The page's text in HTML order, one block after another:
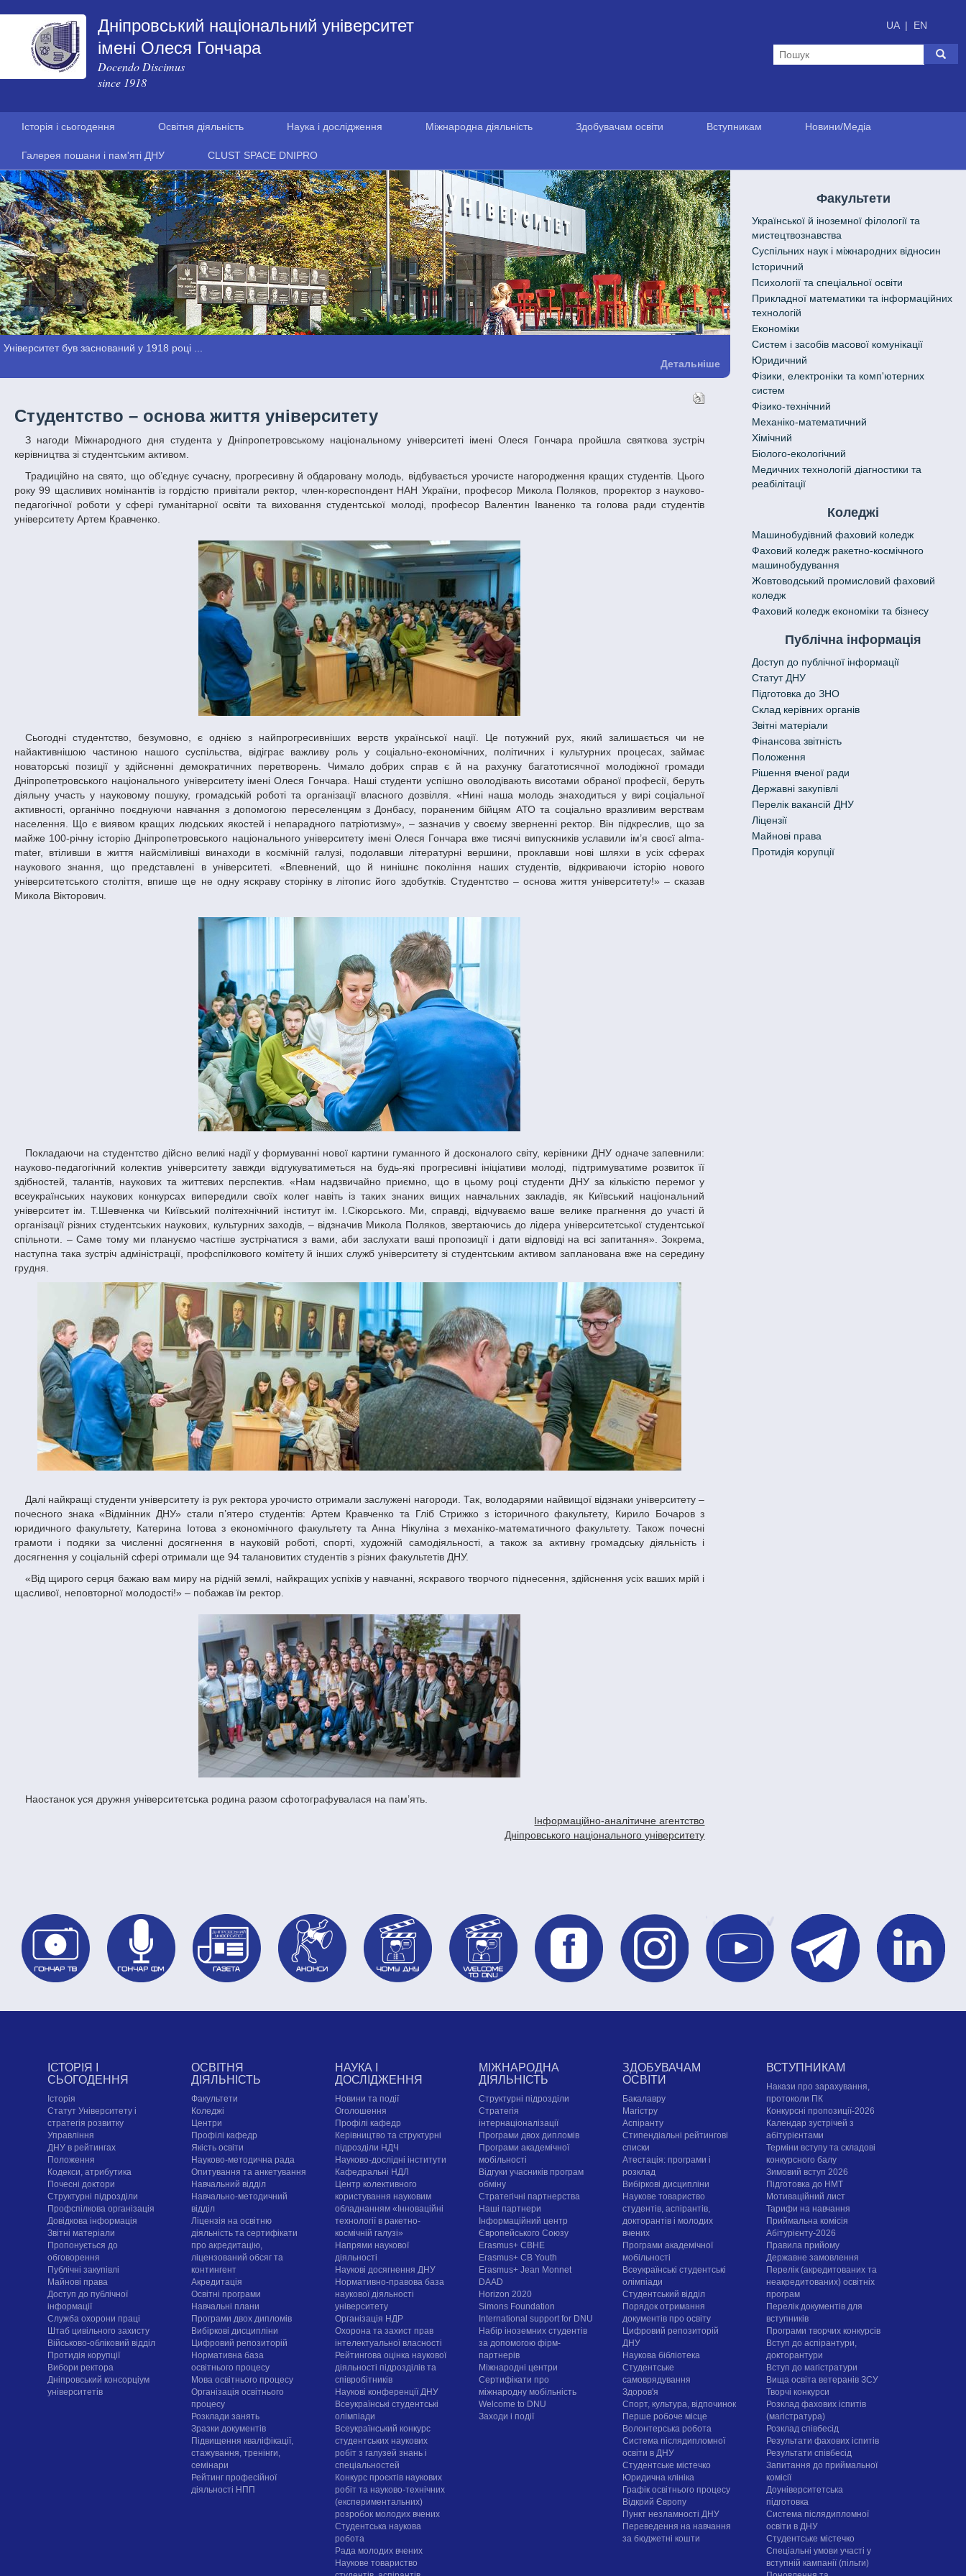
Дніпровський національний університет
імені Олеся Гончара
Docendo Discimus
since 1918
UA | EN
Історія і сьогодення Освітня діяльність Наука і дослідження Міжнародна діяльність Здобувачам освіти Вступникам Новини/Медіа
Галерея пошани і пам'яті ДНУ CLUST SPACE DNIPRO
Університет був заснований у 1918 році ...
Детальніше
Студентство – основа життя університету
З нагоди Міжнародного дня студента у Дніпропетровському національному університеті імені Олеся Гончара пройшла святкова зустріч
керівництва зі студентським активом.
Традиційно на свято, що об’єднує сучасну, прогресивну й обдаровану молодь, відбувається урочисте нагородження кращих студентів. Цього
року 99 щасливих номінантів із гордістю привітали ректор, член-кореспондент НАН України, професор Микола Поляков, проректор з науково-
педагогічної роботи у сфері гуманітарної освіти та виховання студентської молоді, професор Валентин Іваненко та голова ради студентів
університету Артем Кравченко.
Сьогодні студентство, безумовно, є однією з найпрогресивніших верств української нації. Це потужний рух, який залишається чи не
найактивнішою частиною нашого суспільства, відіграє важливу роль у соціально-економічних, політичних і культурних процесах, займає
новаторські позиції у здійсненні демократичних перетворень. Чимало добрих справ є й на рахунку багатотисячної молодіжної громади
Дніпропетровського національного університету імені Олеся Гончара. Наші студенти успішно оволодівають висотами обраної професії, беруть
діяльну участь у науковому пошуку, громадській роботі та організації власного дозвілля. «Нині наша молодь знаходиться у вирі соціальної
активності, органічно поєднуючи навчання з допомогою переселенцям з Донбасу, пораненим бійцям АТО та соціально вразливим верствам
населення. Що є виявом кращих людських якостей і непарадного патріотизму», – зазначив у своєму зверненні ректор. Він підкреслив, що за
майже 100-річну історію Дніпропетровського національного університету імені Олеся Гончара вже тисячі випускників уславили ім’я своєї alma-
mater, втіливши в життя найсміливіші винаходи в космічній галузі, подолавши літературні вершини, проклавши нові шляхи в усіх сферах
наукового знання, що представлені в університеті. «Впевнений, що й нинішнє покоління наших студентів, відкриваючи історію нового
університетського століття, впише ще не одну яскраву сторінку в літопис його здобутків. Студентство – основа життя університету!» – сказав
Микола Вікторович.
Покладаючи на студентство дійсно великі надії у формуванні нової картини гуманного й досконалого світу, керівники ДНУ одначе запевнили:
науково-педагогічний колектив університету завжди відгукуватиметься на будь-які прогресивні ініціативи молоді, підтримуватиме розвиток її
здібностей, талантів, наукових та життєвих перспектив. «Нам надзвичайно приємно, що в цьому році студенти ДНУ за кількістю перемог у
всеукраїнських наукових конкурсах випередили своїх колег навіть із таких знаних вищих навчальних закладів, як Київський національний
університет ім. Т.Шевченка чи Київський політехнічний інститут ім. І.Сікорського. Ми, справді, відчуваємо ваше велике прагнення до участі й
організації різних студентських наукових, культурних заходів, – відзначив Микола Поляков, звертаючись до лідера університетської студентської
спільноти. – Саме тому ми плануємо частіше зустрічатися з вами, аби заслухати ваші пропозиції і дати відповіді на всі запитання». Зокрема,
наступна така зустріч адміністрації, профспілкового комітету й інших служб університету зі студентським активом запланована вже на середину
грудня.
Далі найкращі студенти університету із рук ректора урочисто отримали заслужені нагороди. Так, володарями найвищої відзнаки університету –
почесного знака «Відмінник ДНУ» стали п’ятеро студентів: Артем Кравченко та Гліб Стрижко з історичного факультету, Кирило Бочаров з
юридичного факультету, Катерина Іотова з економічного факультету та Анна Нікуліна з механіко-математичного факультету. Також почесні
грамоти і подяки за численні досягнення в науковій роботі, спорті, художній самодіяльності, а також за активну громадську діяльність і
досягнення у соціальній сфері отримали ще 94 талановитих студентів з різних факультетів ДНУ.
«Від щирого серця бажаю вам миру на рідній землі, найкращих успіхів у навчанні, яскравого творчого піднесення, здійснення усіх ваших мрій і
щасливої, неповторної молодості!» – побажав їм ректор.
Наостанок уся дружня університетська родина разом сфотографувалася на пам’ять.
Інформаційно-аналітичне агентство
Дніпровського національного університету
Факультети
Української й іноземної філології та
мистецтвознавства
Cуспільних наук і міжнародних відносин
Історичний
Психології та спеціальної освіти
Прикладної математики та інформаційних
технологій
Економіки
Систем і засобів масової комунікації
Юридичний
Фізики, електроніки та комп'ютерних
систем
Фізико-технічний
Механіко-математичний
Хімічний
Біолого-екологічний
Медичних технологій діагностики та
реабілітації
Коледжі
Машинобудівний фаховий коледж
Фаховий коледж ракетно-космічного
машинобудування
Жовтоводський промисловий фаховий
коледж
Фаховий коледж економіки та бізнесу
Публічна інформація
Доступ до публічної інформації
Статут ДНУ
Підготовка до ЗНО
Склад керівних органів
Звітні матеріали
Фінансова звітність
Положення
Рішення вченої ради
Державні закупівлі
Перелік вакансій ДНУ
Ліцензії
Майнові права
Протидія корупції
ІСТОРІЯ І
СЬОГОДЕННЯ
Історія
Статут Університету і
стратегія розвитку
Управління
ДНУ в рейтингах
Положення
Кодекси, атрибутика
Почесні доктори
Структурні підрозділи
Профспілкова організація
Довідкова інформація
Звітні матеріали
Пропонується до
обговорення
Публічні закупівлі
Майнові права
Доступ до публічної
інформації
Служба охорони праці
Штаб цивільного захисту
Військово-обліковий відділ
Протидія корупції
Вибори ректора
Дніпровський консорціум
університетів
ОСВІТНЯ
ДІЯЛЬНІСТЬ
Факультети
Коледжі
Центри
Профілі кафедр
Якість освіти
Науково-методична рада
Опитування та анкетування
Навчальний відділ
Навчально-методичний
відділ
Ліцензія на освітню
діяльність та сертифікати
про акредитацію,
ліцензований обсяг та
контингент
Акредитація
Освітні програми
Навчальні плани
Програми двох дипломів
Вибіркові дисципліни
Цифровий репозиторій
Нормативна база
освітнього процесу
Мова освітнього процесу
Організація освітнього
процесу
Розклади занять
Зразки документів
Підвищення кваліфікації,
стажування, тренінги,
семінари
Рейтинг професійної
діяльності НПП
НАУКА І
ДОСЛІДЖЕННЯ
Новини та події
Оголошення
Профілі кафедр
Керівництво та структурні
підрозділи НДЧ
Науково-дослідні інститути
Кафедральні НДЛ
Центр колективного
користування науковим
обладнанням «Інноваційні
технології в ракетно-
космічній галузі»
Напрями наукової
діяльності
Наукові досягнення ДНУ
Нормативно-правова база
наукової діяльності
університету
Організація НДР
Охорона та захист прав
інтелектуальної власності
Рейтингова оцінка наукової
діяльності підрозділів та
співробітників
Наукові конференції ДНУ
Всеукраїнські студентські
олімпіади
Всеукраїнський конкурс
студентських наукових
робіт з галузей знань і
спеціальностей
Конкурс проєктів наукових
робіт та науково-технічних
(експериментальних)
розробок молодих вчених
Студентська наукова
робота
Рада молодих вчених
Наукове товариство
МІЖНАРОДНА
ДІЯЛЬНІСТЬ
Структурні підрозділи
Стратегія
інтернаціоналізації
Програми двох дипломів
Програми академічної
мобільності
Відгуки учасників програм
обміну
Стратегічні партнерства
Наші партнери
Інформаційний центр
Європейського Союзу
Erasmus+ CBHE
Erasmus+ CB Youth
Erasmus+ Jean Monnet
DAAD
Horizon 2020
Simons Foundation
International support for DNU
Набір іноземних студентів
за допомогою фірм-
партнерів
Міжнародні центри
Сертифікати про
міжнародну мобільність
Welcome to DNU
Заходи і події
ЗДОБУВАЧАМ
ОСВІТИ
Бакалавру
Магістру
Аспіранту
Стипендіальні рейтингові
списки
Атестація: програми і
розклад
Вибіркові дисципліни
Наукове товариство
студентів, аспірантів,
докторантів і молодих
вчених
Програми академічної
мобільності
Всеукраїнські студентські
олімпіади
Студентський відділ
Порядок отримання
документів про освіту
Цифровий репозиторій
ДНУ
Наукова бібліотека
Студентське
самоврядування
Здоров'я
Спорт, культура, відпочинок
Перше робоче місце
Волонтерська робота
Система післядипломної
освіти в ДНУ
Cтудентське містечко
Юридична клініка
Графік освітнього процесу
Відкрий Європу
Пункт незламності ДНУ
Переведення на навчання
за бюджетні кошти
ВСТУПНИКАМ
Накази про зарахування,
протоколи ПК
Конкурсні пропозиції-2026
Календар зустрічей з
абітурієнтами
Терміни вступу та складові
конкурсного балу
Зимовий вступ 2026
Підготовка до НМТ
Мотиваційний лист
Тарифи на навчання
Приймальна комісія
Абітурієнту-2026
Правила прийому
Державне замовлення
Перелік (акредитованих та
неакредитованих) освітніх
програм
Перелік документів для
вступників
Програми творчих конкурсiв
Вступ до аспірантури,
докторантури
Вступ до магістратури
Вища освіта ветеранів ЗСУ
Творчі конкурси
Розклад фахових іспитів
(магістратура)
Розклад співбесід
Результати фахових іспитів
Результати співбесід
Запитання до приймальної
комісії
Доуніверситетська
підготовка
Система післядипломної
освіти в ДНУ
Cтудентське містечко
Спеціальні умови участі у
вступній кампанії (пільги)